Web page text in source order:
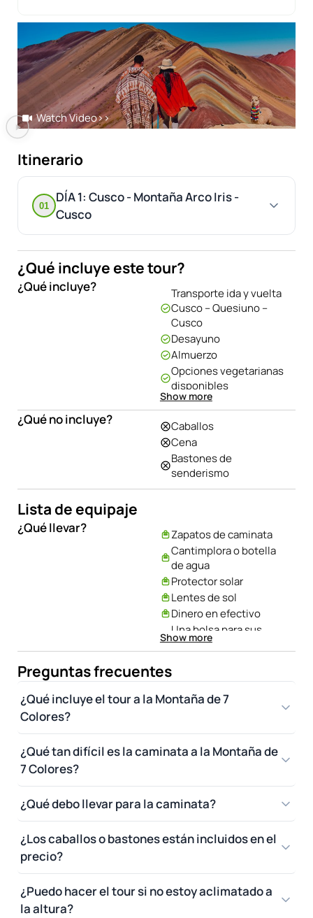
Watch Video>>
Itinerario
01
DÍA 1: Cusco - Montaña Arco Iris -
Cusco
¿Qué incluye este tour?
¿Qué incluye?
Transporte ida y vuelta
Cusco – Quesiuno –
Cusco
Desayuno
Almuerzo
Opciones vegetarianas
disponibles
Boleto de ingreso a
Guía bilingüe
profesional
Show more
¿Qué no incluye?
Caballos
Cena
Bastones de
senderismo
Lista de equipaje
¿Qué llevar?
Zapatos de caminata
Cantimplora o botella
de agua
Protector solar
Lentes de sol
Dinero en efectivo
Una bolsa para sus
desechos
Show more
Preguntas frecuentes
¿Qué incluye el tour a la Montaña de 7
Colores?
¿Qué tan difícil es la caminata a la Montaña de
7 Colores?
¿Qué debo llevar para la caminata?
¿Los caballos o bastones están incluidos en el
precio?
¿Puedo hacer el tour si no estoy aclimatado a
la altura?